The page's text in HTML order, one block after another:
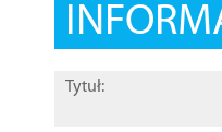
Tytuł: